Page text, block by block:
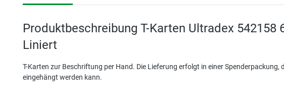
Produktbeschreibung T-Karten Ultradex 542158
Liniert
T-Karten zur Beschriftung per Hand. Die Lieferung erfolgt in einer Spenderpackung,
eingehängt werden kann.